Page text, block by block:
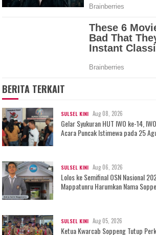
BERITA TERKAIT
SULSEL KINI Aug 08, 2026
Gelar Syukuran HUT IWO ke-14,
Acara Puncak Istimewa pada 25
SULSEL KINI Aug 06, 2026
Lolos ke Semifinal OSN Nasional
Mappatunru Harumkan Nama
SULSEL KINI Aug 05, 2026
Ketua Kwarcab Soppeng Tutup